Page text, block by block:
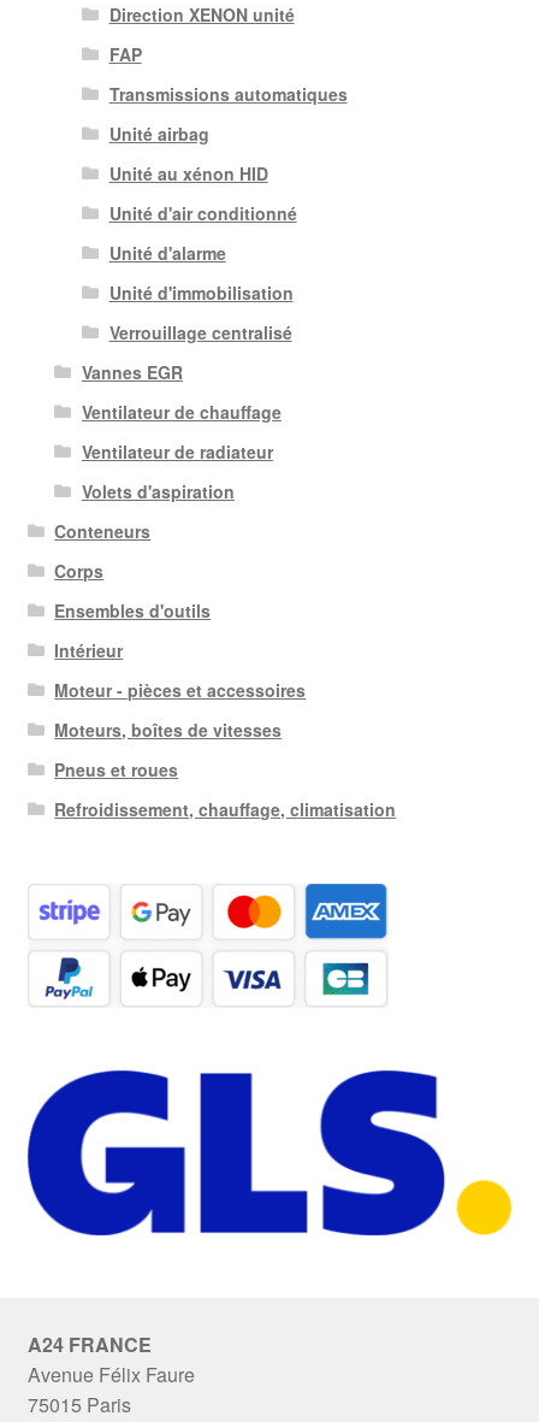
Direction XENON unité
FAP
Transmissions automatiques
Unité airbag
Unité au xénon HID
Unité d'air conditionné
Unité d'alarme
Unité d'immobilisation
Verrouillage centralisé
Vannes EGR
Ventilateur de chauffage
Ventilateur de radiateur
Volets d'aspiration
Conteneurs
Corps
Ensembles d'outils
Intérieur
Moteur - pièces et accessoires
Moteurs, boîtes de vitesses
Pneus et roues
Refroidissement, chauffage, climatisation
A24 FRANCE
Avenue Félix Faure
75015 Paris